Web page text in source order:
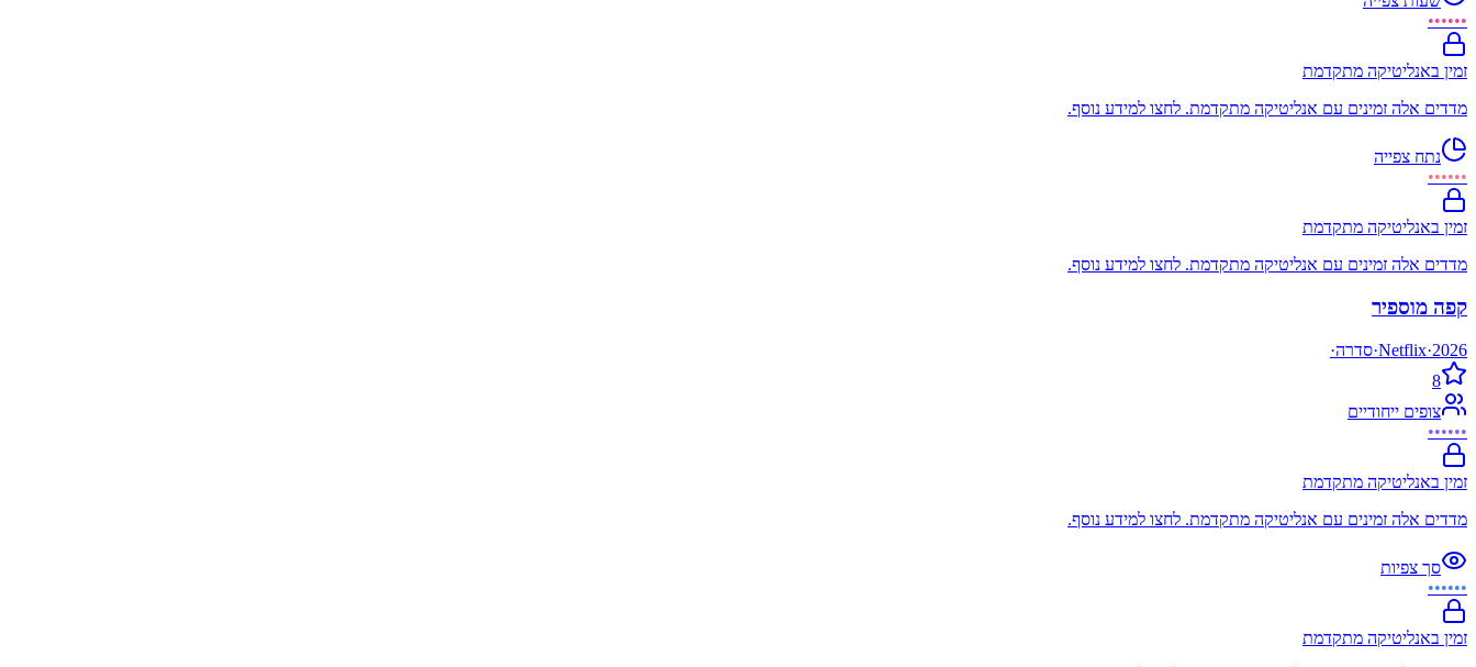
••••••
זמין באנליטיקה מתקדמת
מדדים אלה זמינים עם אנליטיקה מתקדמת. לחצו למידע נוסף.
נתח צפייה
••••••
זמין באנליטיקה מתקדמת
מדדים אלה זמינים עם אנליטיקה מתקדמת. לחצו למידע נוסף.
קפה מוספיר
2026
·
Netflix
·סדרה·
8
צופים ייחודיים
••••••
זמין באנליטיקה מתקדמת
מדדים אלה זמינים עם אנליטיקה מתקדמת. לחצו למידע נוסף.
סך צפיות
••••••
זמין באנליטיקה מתקדמת